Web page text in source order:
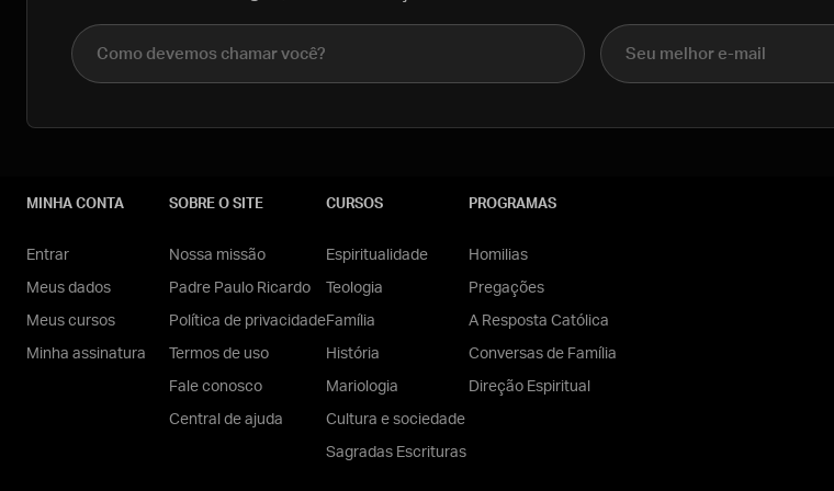
Nome completo E-mail
MINHA CONTA
Entrar
Meus dados
Meus cursos
Minha assinatura
SOBRE O SITE
Nossa missão
Padre Paulo Ricardo
Política de privacidade
Termos de uso
Fale conosco
Central de ajuda
CURSOS
Espiritualidade
Teologia
Família
História
Mariologia
Cultura e sociedade
Sagradas Escrituras
PROGRAMAS
Homilias
Pregações
A Resposta Católica
Conversas de Família
Direção Espiritual